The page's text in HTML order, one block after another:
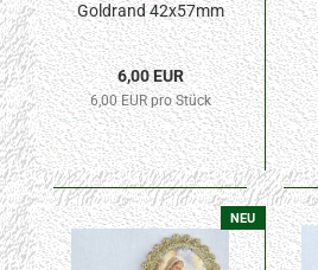
Goldrand 42x57mm
6,00 EUR
6,00 EUR pro Stück
NEU